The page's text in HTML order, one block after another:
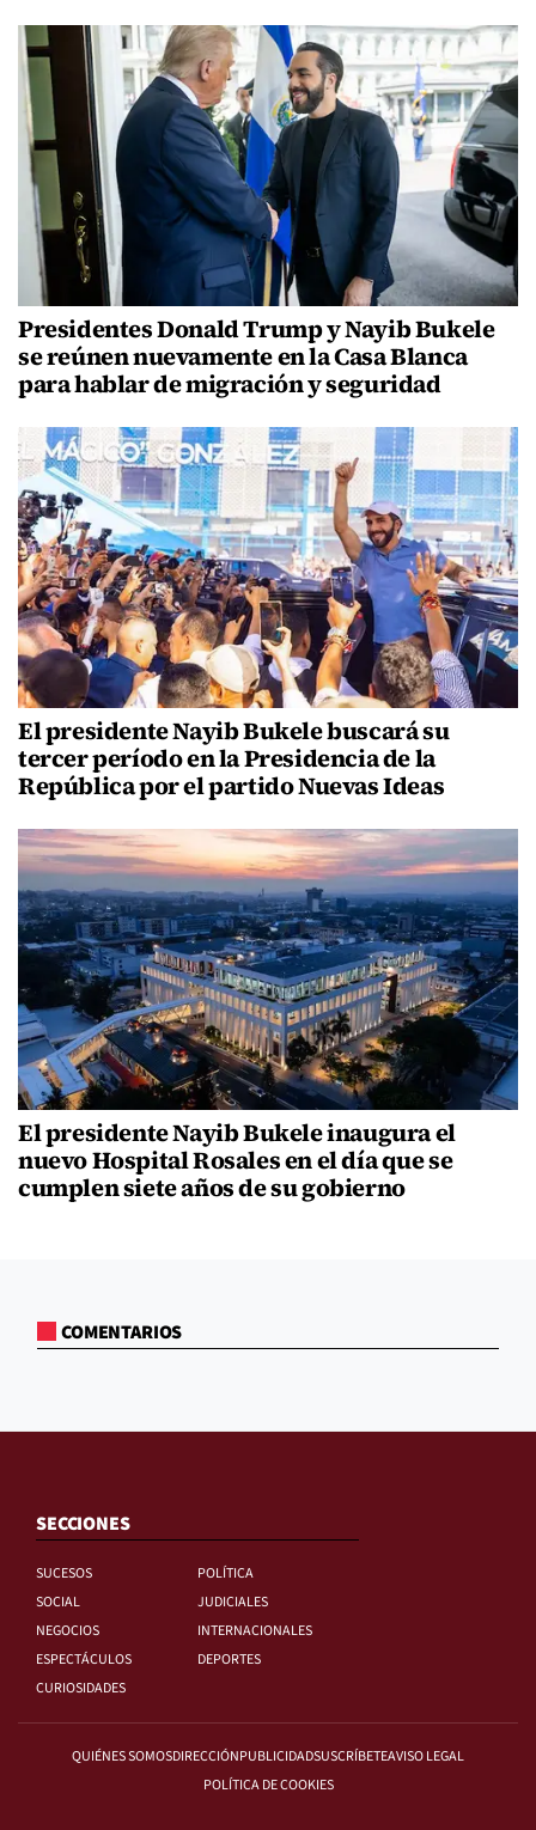
Presidentes Donald Trump y Nayib Bukele
se reúnen nuevamente en la Casa Blanca
para hablar de migración y seguridad
El presidente Nayib Bukele buscará su
tercer período en la Presidencia de la
República por el partido Nuevas Ideas
El presidente Nayib Bukele inaugura el
nuevo Hospital Rosales en el día que se
cumplen siete años de su gobierno
COMENTARIOS
SECCIONES
SUCESOS
POLÍTICA
SOCIAL
JUDICIALES
NEGOCIOS
INTERNACIONALES
ESPECTÁCULOS
DEPORTES
CURIOSIDADES
QUIÉNES SOMOSDIRECCIÓNPUBLICIDADSUSCRÍBETEAVISO LEGAL
POLÍTICA DE COOKIES